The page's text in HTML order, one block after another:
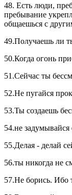
48. Есть люди,
пребывание
общаешься с
49.Получаешь ли
50.Когда огонь
51.Сейчас ты
52.Не пугайся
53.Ты создаешь
54.не задумывайся
55.Делая - делай
56.ты никогда не
57.Не борись. Ибо